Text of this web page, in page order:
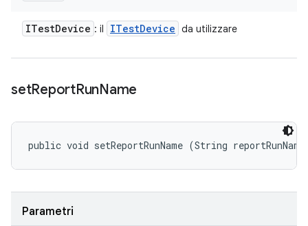
ITestDevice : il ITestDevice da utilizzare
setReportRunName
public void setReportRunName (String
Parametri